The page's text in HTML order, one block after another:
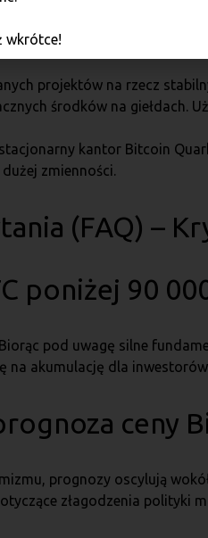
zakupy, zamiast
projektów na rzecz
środków na giełdach.
kantor Bitcoin
zmienności.
(FAQ) –
poniżej 90
pod uwagę silne
akumulację dla
ceny
prognozy oscylują
złagodzenia polityki
wkrótce!